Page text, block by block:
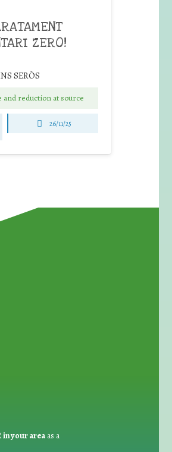
ZERO!
SERÒS
and reduction at source
26/11/25
in your areaas a